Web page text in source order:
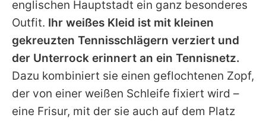
englischen Hauptstadt ein ganz besonderes
Outfit. Ihr weißes Kleid ist mit kleinen
gekreuzten Tennisschlägern verziert und
der Unterrock erinnert an ein Tennisnetz.
Dazu kombiniert sie einen geflochtenen Zopf,
der von einer weißen Schleife fixiert wird –
eine Frisur, mit der sie auch auf dem Platz